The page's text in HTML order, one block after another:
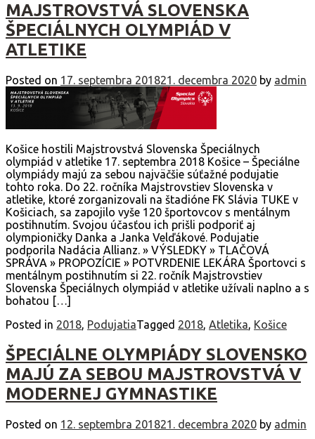
MAJSTROVSTVÁ SLOVENSKA
ŠPECIÁLNYCH OLYMPIÁD V
ATLETIKE
Posted on 17. septembra 201821. decembra 2020 by admin
Košice hostili Majstrovstvá Slovenska Špeciálnych
olympiád v atletike 17. septembra 2018 Košice – Špeciálne
olympiády majú za sebou najväčšie súťažné podujatie
tohto roka. Do 22. ročníka Majstrovstiev Slovenska v
atletike, ktoré zorganizovali na štadióne FK Slávia TUKE v
Košiciach, sa zapojilo vyše 120 športovcov s mentálnym
postihnutím. Svojou účasťou ich prišli podporiť aj
olympioničky Danka a Janka Velďákové. Podujatie
podporila Nadácia Allianz. » VÝSLEDKY » TLAČOVÁ
SPRÁVA » PROPOZÍCIE » POTVRDENIE LEKÁRA Športovci s
mentálnym postihnutím si 22. ročník Majstrovstiev
Slovenska Špeciálnych olympiád v atletike užívali naplno a s
bohatou […]
Posted in 2018, PodujatiaTagged 2018, Atletika, Košice
ŠPECIÁLNE OLYMPIÁDY SLOVENSKO
MAJÚ ZA SEBOU MAJSTROVSTVÁ V
MODERNEJ GYMNASTIKE
Posted on 12. septembra 201821. decembra 2020 by admin